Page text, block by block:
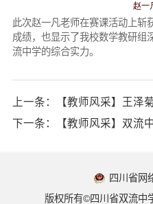
赵一
此次赵一凡老师在赛课活动上斩
成绩，也显示了我校数学教研组
流中学的综合实力。
上一条：
下一条：
四川省网
版权所有©四川省双流中